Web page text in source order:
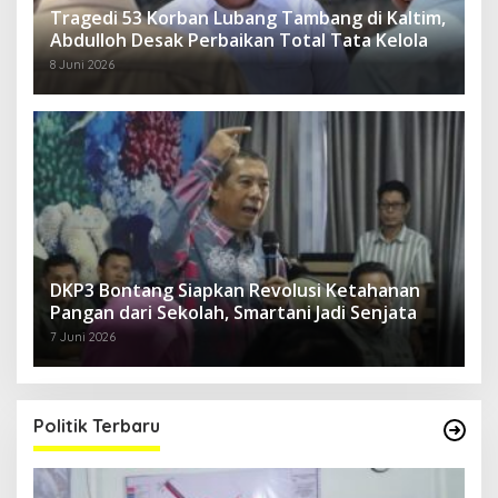
Tragedi 53 Korban Lubang Tambang di Kaltim,
Abdulloh Desak Perbaikan Total Tata Kelola
8 Juni 2026
DKP3 Bontang Siapkan Revolusi Ketahanan
Pangan dari Sekolah, Smartani Jadi Senjata
7 Juni 2026
Politik Terbaru